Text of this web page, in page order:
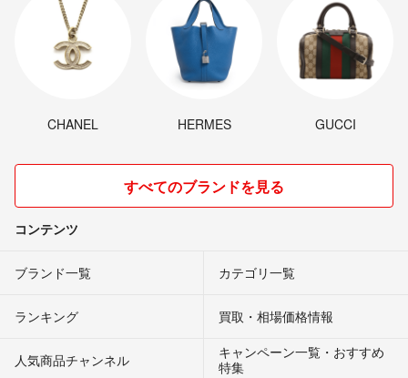
CHANEL HERMES GUCCI
すべてのブランドを見る
コンテンツ
ブランド一覧 カテゴリ一覧
ランキング 買取・相場価格情報
人気商品チャンネル
キャンペーン一覧・おすすめ
特集